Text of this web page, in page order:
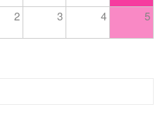
2 3 4 5